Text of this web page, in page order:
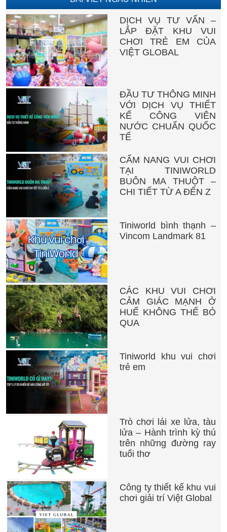
DỊCH VỤ TƯ VẤN –
LẮP ĐẶT KHU VUI
CHƠI TRẺ EM CỦA
VIỆT GLOBAL
ĐẦU TƯ THÔNG MINH
VỚI DỊCH VỤ THIẾT
KẾ CÔNG VIÊN
NƯỚC CHUẨN QUỐC
TẾ
CẨM NANG VUI CHƠI
TẠI TINIWORLD
BUÔN MA THUỘT –
CHI TIẾT TỪ A ĐẾN Z
Tiniworld bình thạnh –
Vincom Landmark 81
CÁC KHU VUI CHƠI
CẢM GIÁC MẠNH Ở
HUẾ KHÔNG THỂ BỎ
QUA
Tiniworld khu vui chơi
trẻ em
Trò chơi lái xe lửa, tàu
lửa – Hành trình kỳ thú
trên những đường ray
tuổi thơ
Công ty thiết kế khu vui
chơi giải trí Việt Global